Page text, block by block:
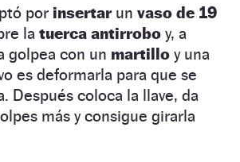
por insertar un vaso de 19
la tuerca antirrobo y, a
golpea con un martillo y una
es deformarla para que se
Después coloca la llave, da
más y consigue girarla